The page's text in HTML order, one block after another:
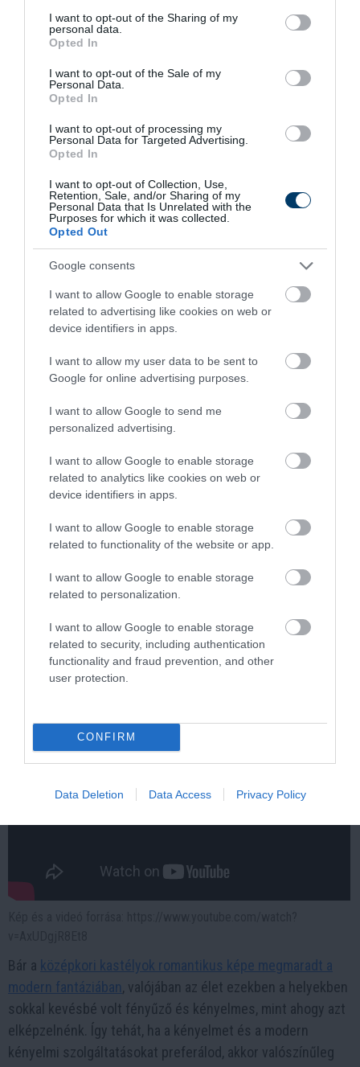
not limited to your visit or usage behaviour. You may click to
grant or deny consent to Google and its third-party tags to
use your data for below specified purposes in below Google
consent section.
I want to opt-out of the Sharing of my
personal data.
Opted In
I want to opt-out of the Sale of my
Personal Data.
Opted In
I want to opt-out of processing my
Personal Data for Targeted Advertising.
Opted In
I want to opt-out of Collection, Use,
Retention, Sale, and/or Sharing of my
Personal Data that Is Unrelated with the
Purposes for which it was collected.
Opted Out
Google consents
I want to allow Google to enable storage
related to advertising like cookies on web or
device identifiers in apps.
I want to allow my user data to be sent to
Google for online advertising purposes.
I want to allow Google to send me
personalized advertising.
I want to allow Google to enable storage
related to analytics like cookies on web or
device identifiers in apps.
I want to allow Google to enable storage
related to functionality of the website or app.
I want to allow Google to enable storage
related to personalization.
I want to allow Google to enable storage
related to security, including authentication
functionality and fraud prevention, and other
user protection.
CONFIRM
Data Deletion Data Access Privacy Policy
452 125 228
4 h 37 min
This Simple Trick Removes All Parasites From
4 h 34 min
One Teaspoon And All The Worms In The Body
189
Bár a középkori kastélyok romantikus képe megmaradt a
modern fantáziában, valójában az élet ezekben a helyekben
sokkal kevésbé volt fényűző és kényelmes, mint ahogy azt
elképzelnénk. Így tehát, ha a kényelmet és a modern
kényelmi szolgáltatásokat preferálod, akkor valószínűleg